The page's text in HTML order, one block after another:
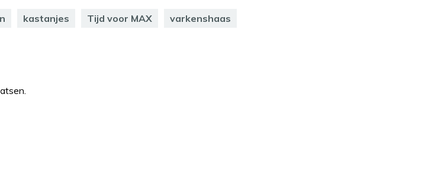
kastanjes Tijd voor MAX varkenshaas